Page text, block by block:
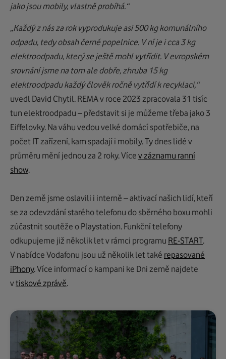
jako jsou mobily, vlastně probíhá.“
„Každý z nás za rok vyprodukuje asi 500 kg komunálního
odpadu, tedy obsah černé popelnice. V ní je i cca 3 kg
elektroodpadu, který se ještě mohl vytřídit. V evropském
srovnání jsme na tom ale dobře, zhruba 15 kg
elektroodpadu každý člověk ročně vytřídí k recyklaci,“
uvedl David Chytil. REMA v roce 2023 zpracovala 31 tisíc
tun elektroodpadu – představit si je můžeme třeba jako 3
Eiffelovky. Na váhu vedou velké domácí spotřebiče, na
počet IT zařízení, kam spadají i mobily. Ty dnes lidé v
průměru mění jednou za 2 roky. Více v záznamu ranní
show.
Den země jsme oslavili i interně – aktivací našich lidí, kteří
se za odevzdání starého telefonu do sběrného boxu mohli
zúčastnit soutěže o Playstation. Funkční telefony
odkupujeme již několik let v rámci programu RE-START.
V nabídce Vodafonu jsou už několik let také repasované
iPhony. Více informací o kampani ke Dni země najdete
vtiskové zprávě.